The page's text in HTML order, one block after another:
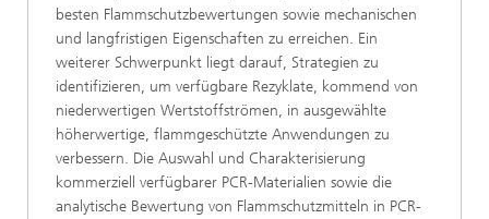
besten Flammschutzbewertungen sowie mechanischen
und langfristigen Eigenschaften zu erreichen. Ein
weiterer Schwerpunkt liegt darauf, Strategien zu
identifizieren, um verfügbare Rezyklate, kommend von
niederwertigen Wertstoffströmen, in ausgewählte
höherwertige, flammgeschützte Anwendungen zu
verbessern. Die Auswahl und Charakterisierung
kommerziell verfügbarer PCR-Materialien sowie die
analytische Bewertung von Flammschutzmitteln in PCR-